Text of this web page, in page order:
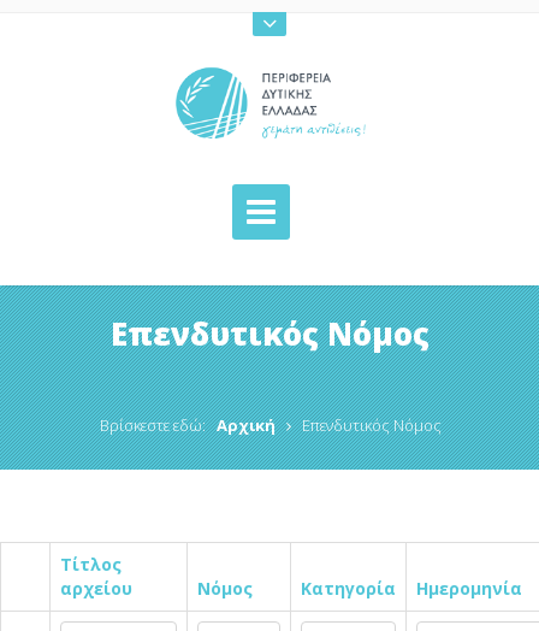
Επενδυτικός Νόμος
Βρίσκεστε εδώ: Αρχική Επενδυτικός Νόμος
Τίτλος
αρχείου
Νόμος Κατηγορία Ημερομηνία